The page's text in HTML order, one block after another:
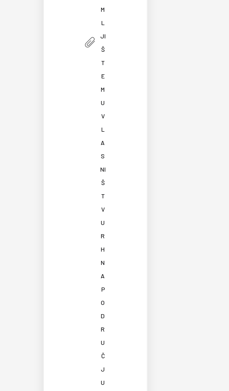
M
L
JI
Š
T
E
M
U
V
L
A
S
NI
Š
T
V
U
R
H
N
A
P
O
D
R
U
Č
J
U